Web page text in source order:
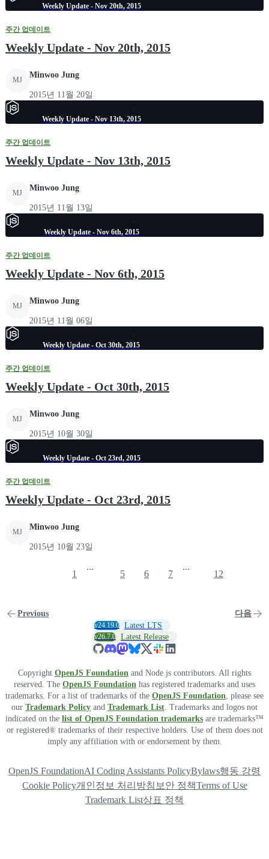
Weekly Update - Nov 20th, 2015
주간 업데이트
Weekly Update - Nov 20th, 2015
MJ
Minwoo Jung
2015년 11월 20일
Weekly Update - Nov 13th, 2015
주간 업데이트
Weekly Update - Nov 13th, 2015
MJ
Minwoo Jung
2015년 11월 13일
Weekly Update - Nov 6th, 2015
주간 업데이트
Weekly Update - Nov 6th, 2015
MJ
Minwoo Jung
2015년 11월 06일
Weekly Update - Oct 30th, 2015
주간 업데이트
Weekly Update - Oct 30th, 2015
MJ
Minwoo Jung
2015년 10월 30일
Weekly Update - Oct 23rd, 2015
주간 업데이트
Weekly Update - Oct 23rd, 2015
MJ
Minwoo Jung
2015년 10월 23일
Previous
1
...
5 6 7
...
12
다음
v24.19.0 Latest LTS
v26.7.0 Latest Release
Copyright OpenJS Foundation and Node.js contributors. All rights
reserved. The OpenJS Foundation has registered trademarks and uses
trademarks. For a list of trademarks of the OpenJS Foundation , please see
our Trademark Policy and Trademark List . Trademarks and logos not
indicated on the list of OpenJS Foundation trademarks are trademarks™
or registered® trademarks of their respective holders. Use of them does not
imply any affiliation with or endorsement by them.
OpenJS FoundationAI Coding Assistants PolicyBylaws행동 강령
Cookie Policy개인정보 처리방침 보안 정책Terms of Use
Trademark List상표 정책